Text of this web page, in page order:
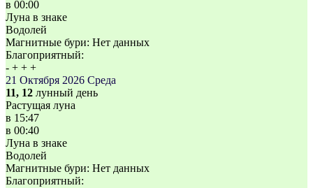
в 00:00
Луна в знаке
Водолей
Магнитные бури: Нет данных
Благоприятный:
- + + +
21 Октября 2026 Среда
11, 12 лунный день
Растущая луна
в 15:47
в 00:40
Луна в знаке
Водолей
Магнитные бури: Нет данных
Благоприятный: